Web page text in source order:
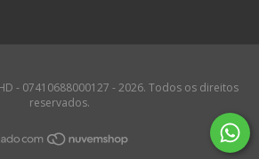
- 07410688000127 - 2026. Todos os direitos
reservados.